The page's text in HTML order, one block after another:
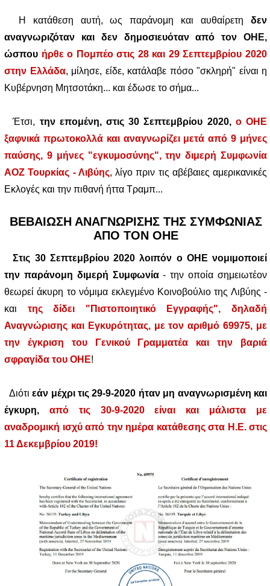
Η κατάθεση αυτή, ως παράνομη και αυθαίρετη δεν
αναγνωριζόταν και δεν δημοσιευόταν από τον ΟΗΕ,
ώσπου ήρθε ο Πομπέο στις 28 και 29 Σεπτεμβρίου 2020
στην Ελλάδα, μίλησε, είδε, κατάλαβε πόσο "σκληρή" είναι η
Κυβέρνηση Μητσοτάκη... και έδωσε το σήμα...
Έτσι, την επομένη, στις 30 Σεπτεμβρίου 2020, ο ΟΗΕ
ξαφνικά πρωτοκολλά και αναγνωρίζει μετά από 9 μήνες
παύσης, 9 μήνες "εγκυμοσύνης", την διμερή Συμφωνία
ΑΟΖ Τουρκίας - Λιβύης, λίγο πριν τις αβέβαιες αμερικανικές
Εκλογές και την πιθανή ήττα Τραμπ...
ΒΕΒΑΙΩΣΗ ΑΝΑΓΝΩΡΙΣΗΣ ΤΗΣ ΣΥΜΦΩΝΙΑΣ
ΑΠΟ ΤΟΝ ΟΗΕ
Στις 30 Σεπτεμβρίου 2020 λοιπόν ο ΟΗΕ νομιμοποιεί
την παράνομη διμερή Συμφωνία- την οποία σημειωτέον
θεωρεί άκυρη το νόμιμα εκλεγμένο Κοινοβούλιο της Λιβύης -
και της δίδει "Πιστοποιητικό Εγγραφής", δηλαδή
Αναγνώρισης και Εγκυρότητας, με τον αριθμό 69975, με
την έγκριση του Γενικού Γραμματέα και την βαριά
σφραγίδα του ΟΗΕ!
Διότιεάν μέχρι τις 29-9-2020 ήταν μη αναγνωρισμένη και
έγκυρη, από τις 30-9-2020 είναι και μάλιστα με
αναδρομική ισχύ από την ημέρα κατάθεσης στα Η.Ε. στις
11 Δεκεμβρίου 2019!